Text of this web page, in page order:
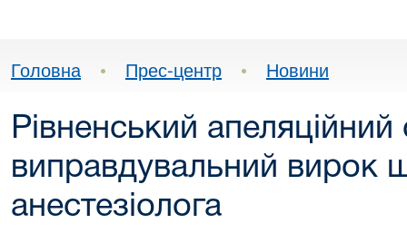
Головна • Прес-центр • Новини
Рівненський
виправдувальний вирок
анестезіолога